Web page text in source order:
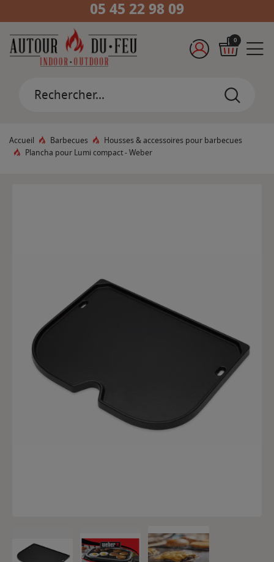
05 45 22 98 09
0
Accueil Barbecues
Housses & accessoires pour barbecues
Plancha pour Lumi compact - Weber